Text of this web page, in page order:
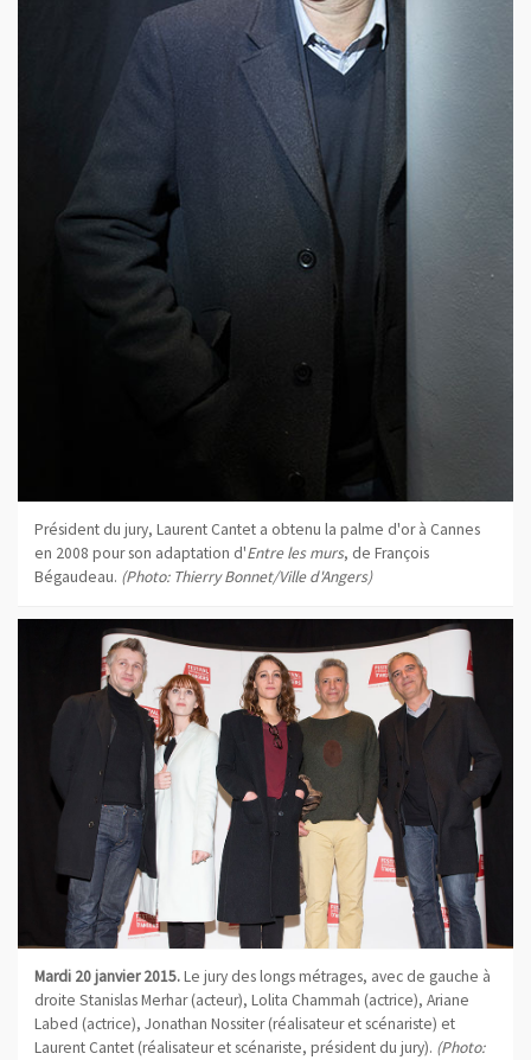
Président du jury, Laurent Cantet a obtenu la palme d'or à Cannes
en 2008 pour son adaptation d'Entre les murs, de François
Bégaudeau. (Photo: Thierry Bonnet/Ville d'Angers)
Mardi 20 janvier 2015.Le jury des longs métrages, avec de gauche à
droite Stanislas Merhar (acteur), Lolita Chammah (actrice), Ariane
Labed (actrice), Jonathan Nossiter (réalisateur et scénariste) et
Laurent Cantet (réalisateur et scénariste, président du jury). (Photo: